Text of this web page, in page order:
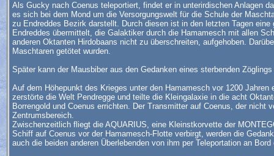
Als Gucky nach Coenus teleportiert, findet er in unterirdischen Anlagen
es sich bei dem Mond um die Versorgungswelt für die Schule der
zu Endreddes Bezirk darstellt. Durch diesen ist in den letzten Tagen
Endreddes übermittelt, die Galaktiker durch die Hamamesch mit allen
anderen Oktanten Hirdobaans nicht zu überschreiten, aufgehoben.
Maschtaren getötet wurden.
Später kann der Mausbiber aus den Gedanken eines sterbenden
Auf dem Höhepunkt des Krieges unter den Hamamesch vor 1200
zerstörte die Welt Pendregge und teilte die Kleingalaxie in die acht
Borrengold und Coenus errichten. Der Transmitter auf Coenus, der
Zentrumsbereich.
Zwischenzeitlich fliegt die AQUARIUS, eine Kleinstkorvette der
Schiff auf Coenus vor der Hamamesch-Flotte verbirgt, werden die
auch die beiden anderen Überlebenden von ihm per Teleportation an